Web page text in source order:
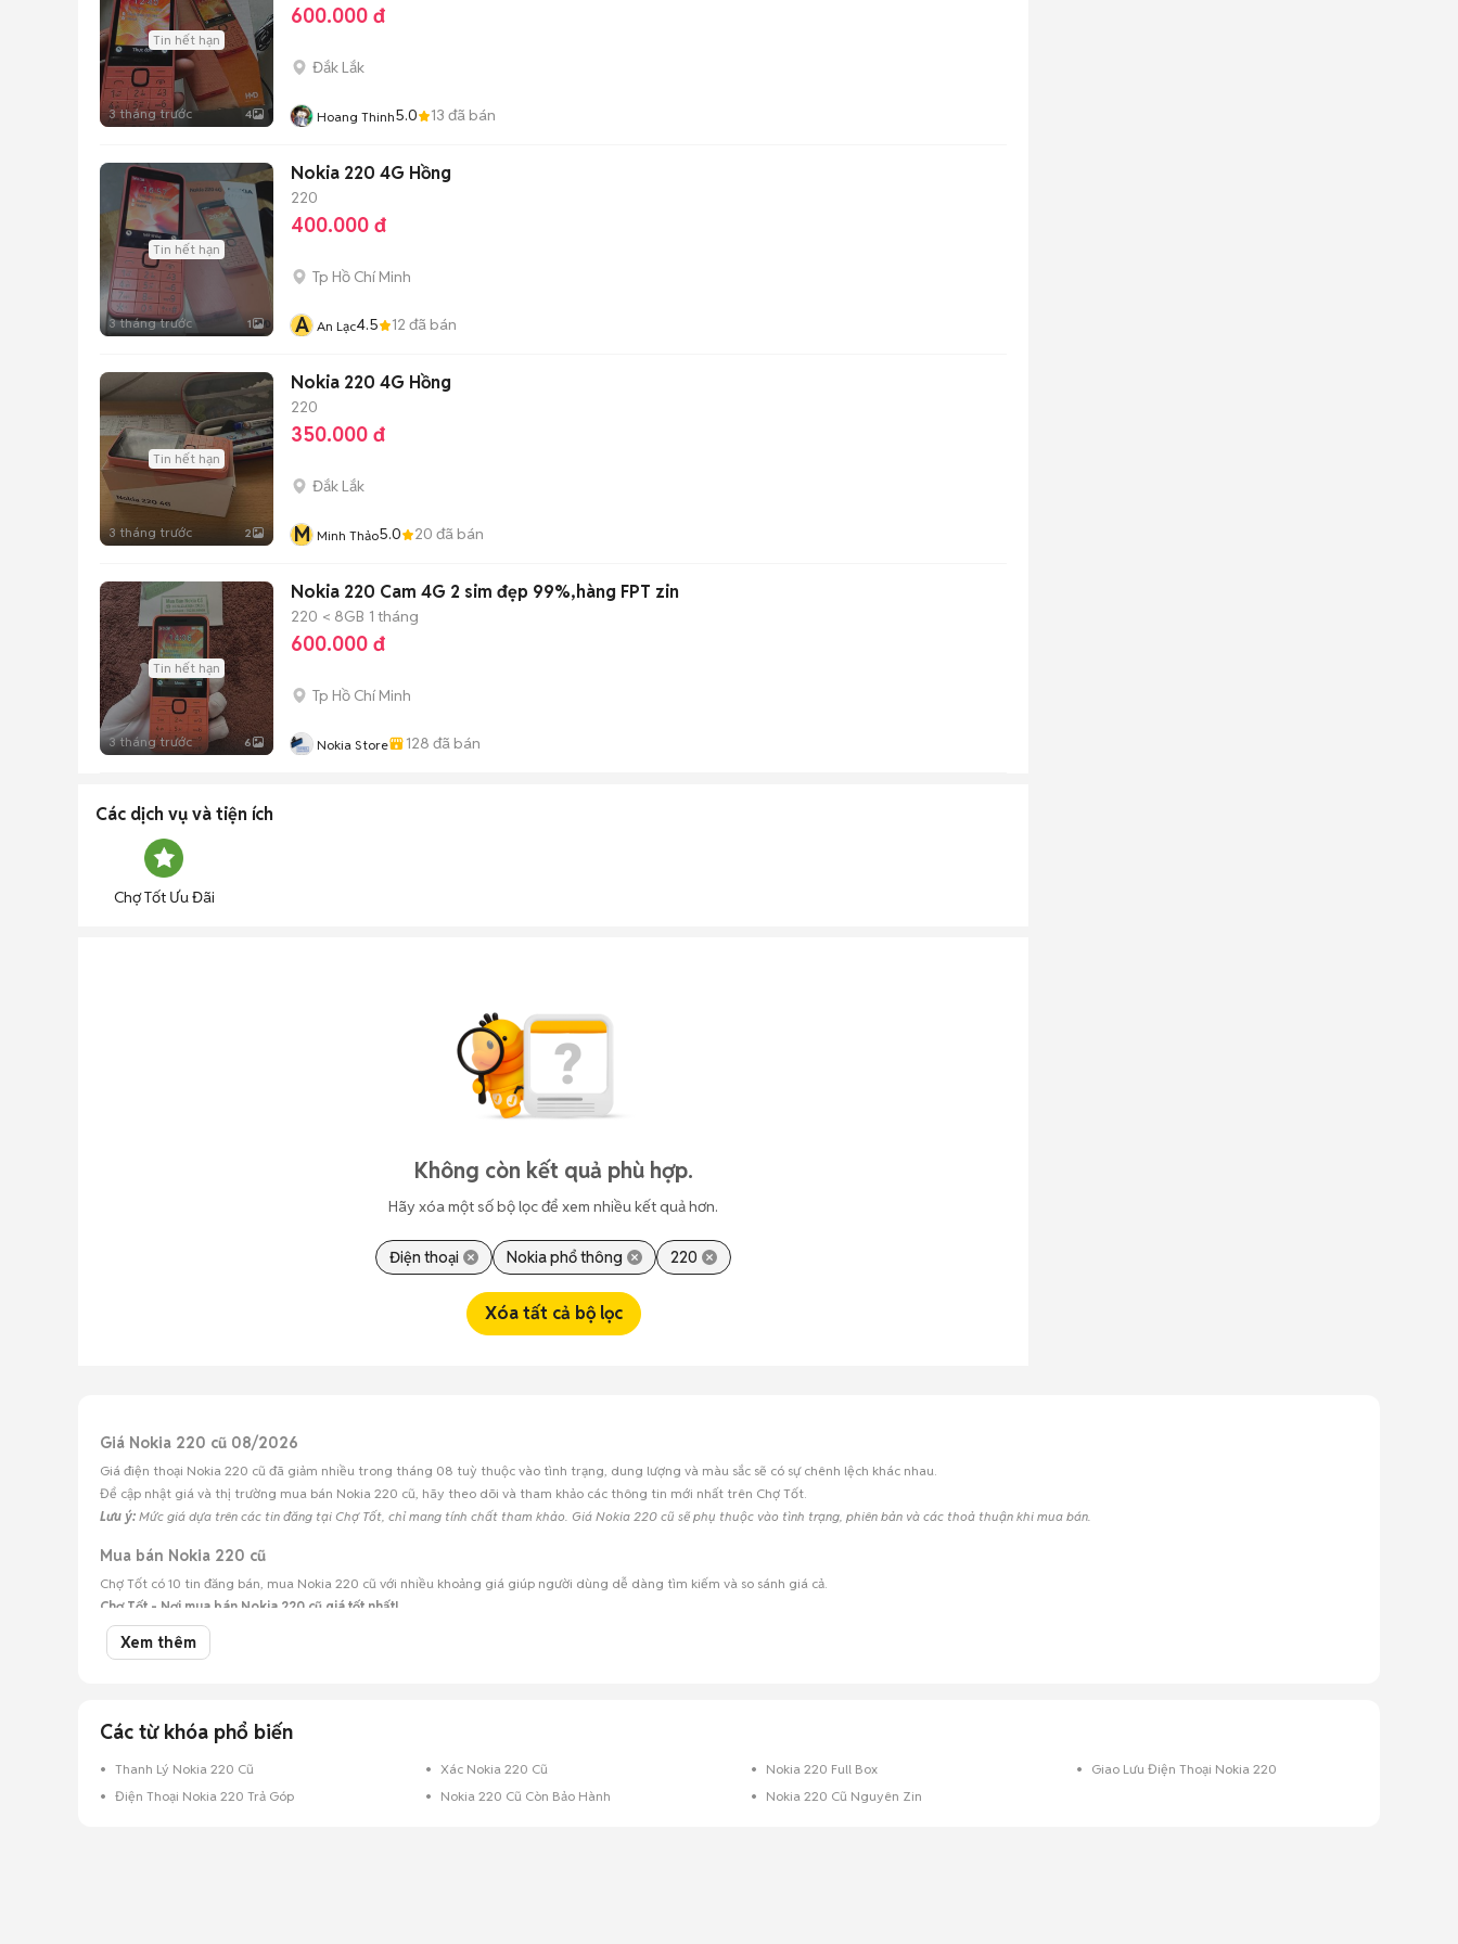
Tin hết hạn
3 tháng trước 4
600.000 đ
Đắk Lắk
Hoang Thinh5.0 13 đã bán
Tin hết hạn
3 tháng trước 1
Nokia 220 4G Hồng
220
400.000 đ
Tp Hồ Chí Minh
A An Lạc4.5 12 đã bán
Tin hết hạn
3 tháng trước 2
Nokia 220 4G Hồng
220
350.000 đ
Đắk Lắk
M Minh Thảo5.0 20 đã bán
Tin hết hạn
3 tháng trước 6
Nokia 220 Cam 4G 2 sim đẹp 99%,hàng FPT zin
220 < 8GB 1 tháng
600.000 đ
Tp Hồ Chí Minh
Nokia Store 128 đã bán
Các dịch vụ và tiện ích
Chợ Tốt Ưu Đãi
Không còn kết quả phù hợp.
Hãy xóa một số bộ lọc để xem nhiều kết quả hơn.
Điện thoại Nokia phổ thông 220
Xóa tất cả bộ lọc
Giá Nokia 220 cũ 08/2026
Giá điện thoại Nokia 220 cũ đã giảm nhiều trong tháng 08 tuỳ thuộc vào tình trạng, dung lượng và màu sắc sẽ có sự chênh lệch khác nhau.
Để cập nhật giá và thị trường mua bán Nokia 220 cũ, hãy theo dõi và tham khảo các thông tin mới nhất trên Chợ Tốt.
Lưu ý: Mức giá dựa trên các tin đăng tại Chợ Tốt, chỉ mang tính chất tham khảo. Giá Nokia 220 cũ sẽ phụ thuộc vào tình trạng, phiên bản và các thoả thuận khi mua bán.
Mua bán Nokia 220 cũ
Chợ Tốt có 10 tin đăng bán, mua Nokia 220 cũ với nhiều khoảng giá giúp người dùng dễ dàng tìm kiếm và so sánh giá cả.
Chợ Tốt - Nơi mua bán Nokia 220 cũ giá tốt nhất!
Xem thêm
Các từ khóa phổ biến
Thanh Lý Nokia 220 Cũ Xác Nokia 220 Cũ Nokia 220 Full Box
Giao Lưu Điện Thoại Nokia 220
Điện Thoại Nokia 220 Trả Góp
Nokia 220 Cũ Còn Bảo Hành Nokia 220 Cũ Nguyên Zin